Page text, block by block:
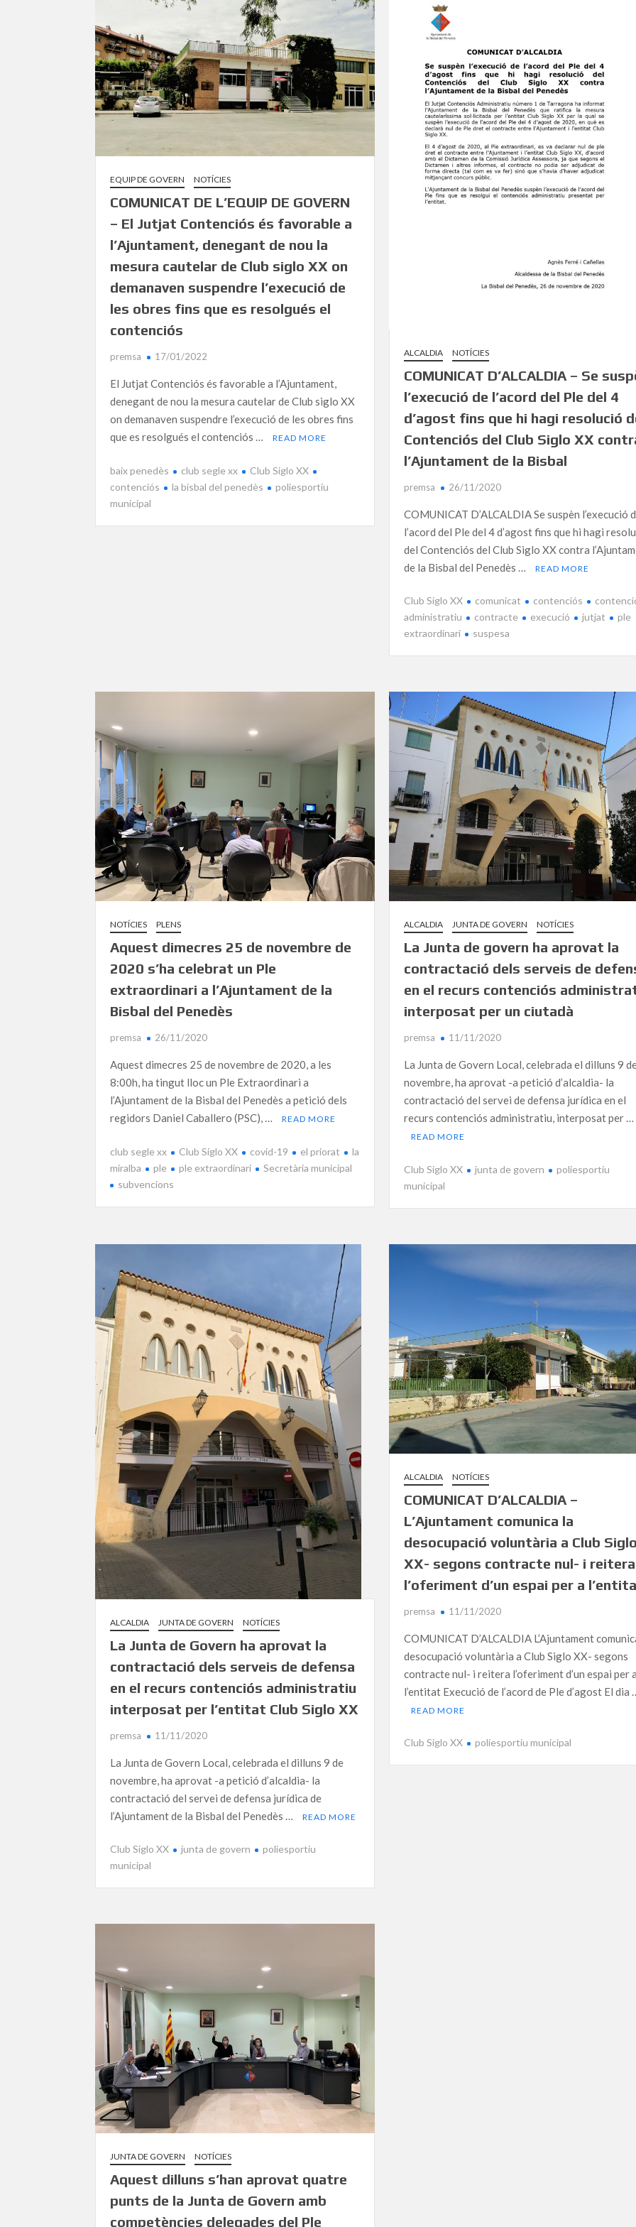
EQUIP DE GOVERN NOTÍCIES
COMUNICAT DE L’EQUIP DE GOVERN
– El Jutjat Contenciós és favorable a
l’Ajuntament, denegant de nou la
mesura cautelar de Club siglo XX on
demanaven suspendre l’execució de
les obres fins que es resolgués el
contenciós
premsa 17/01/2022
El Jutjat Contenciós és favorable a l’Ajuntament,
denegant de nou la mesura cautelar de Club siglo XX
on demanaven suspendre l’execució de les obres fins
que es resolgués el contenciós …
READ MORE
baix penedès club segle xx
Club Siglo XX
contenciós
la bisbal del penedès
poliesportiu
municipal
ALCALDIA NOTÍCIES
COMUNICAT D’ALCALDIA – Se
l’execució de l’acord del Ple del 4
d’agost fins que hi hagi resolució
Contenciós del Club Siglo XX
l’Ajuntament de la Bisbal
premsa 26/11/2020
COMUNICAT D’ALCALDIA Se suspèn l’execució
l’acord del Ple del 4 d’agost fins que hi hagi
del Contenciós del Club Siglo XX contra
de la Bisbal del Penedès …
READ MORE
Club Siglo XX comunicat contenciós
administratiu
contracte execució jutjat
ple
extraordinari
suspesa
NOTÍCIES PLENS
Aquest dimecres 25 de novembre de
2020 s’ha celebrat un Ple
extraordinari a l’Ajuntament de la
Bisbal del Penedès
premsa 26/11/2020
Aquest dimecres 25 de novembre de 2020, a les
8:00h, ha tingut lloc un Ple Extraordinari a
l’Ajuntament de la Bisbal del Penedès a petició dels
regidors Daniel Caballero (PSC), …
READ MORE
club segle xx Club Siglo XX covid-19 el priorat
la
miralba
ple ple extraordinari
Secretària municipal
subvencions
ALCALDIA JUNTA DE GOVERN NOTÍCIES
La Junta de govern ha aprovat la
contractació dels serveis de
en el recurs contenciós
interposat per un ciutadà
premsa 11/11/2020
La Junta de Govern Local, celebrada el dilluns 9
novembre, ha aprovat -a petició d’alcaldia- la
contractació del servei de defensa jurídica en el
recurs contenciós administratiu, interposat per …
READ MORE
Club Siglo XX junta de govern
poliesportiu
municipal
ALCALDIA JUNTA DE GOVERN NOTÍCIES
La Junta de Govern ha aprovat la
contractació dels serveis de defensa
en el recurs contenciós administratiu
interposat per l’entitat Club Siglo XX
premsa 11/11/2020
La Junta de Govern Local, celebrada el dilluns 9 de
novembre, ha aprovat -a petició d’alcaldia- la
contractació del servei de defensa jurídica de
l’Ajuntament de la Bisbal del Penedès …
READ MORE
Club Siglo XX junta de govern
poliesportiu
municipal
ALCALDIA NOTÍCIES
COMUNICAT D’ALCALDIA –
L’Ajuntament comunica la
desocupació voluntària a Club
XX- segons contracte nul- i reitera
l’oferiment d’un espai per a
premsa 11/11/2020
COMUNICAT D’ALCALDIA L’Ajuntament
desocupació voluntària a Club Siglo XX- segons
contracte nul- i reitera l’oferiment d’un espai per
l’entitat Execució de l’acord de Ple d’agost El dia
READ MORE
Club Siglo XX poliesportiu municipal
JUNTA DE GOVERN NOTÍCIES
Aquest dilluns s’han aprovat quatre
punts de la Junta de Govern amb
competències delegades del Ple